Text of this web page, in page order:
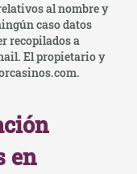
al nombre y
caso datos
recopilados a
El propietario y
en